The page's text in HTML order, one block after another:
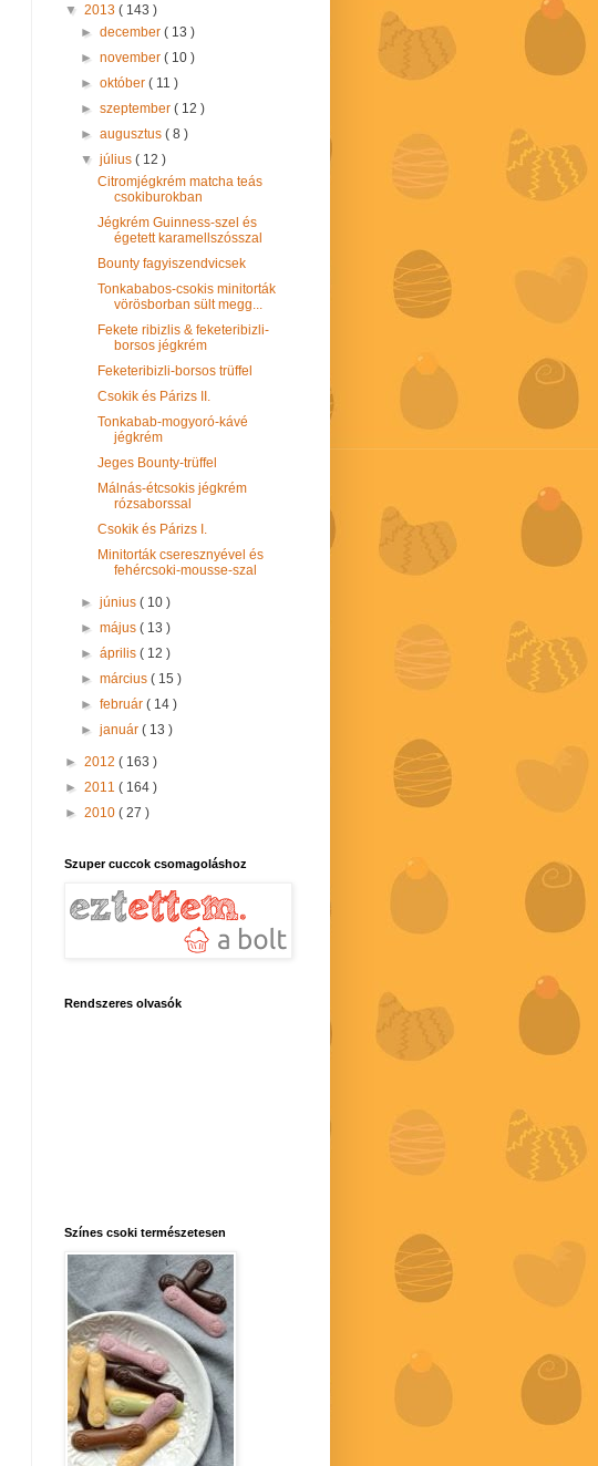
▼ 2013 ( 143 )
►december( 13 )
►november( 10 )
►október( 11 )
►szeptember( 12 )
►augusztus( 8 )
▼július( 12 )
Citromjégkrém matcha teás
csokiburokban
Jégkrém Guinness-szel és
égetett karamellszósszal
Bounty fagyiszendvicsek
Tonkababos-csokis minitorták
vörösborban sült megg...
Fekete ribizlis & feketeribizli-
borsos jégkrém
Feketeribizli-borsos trüffel
Csokik és Párizs II.
Tonkabab-mogyoró-kávé
jégkrém
Jeges Bounty-trüffel
Málnás-étcsokis jégkrém
rózsaborssal
Csokik és Párizs I.
Minitorták cseresznyével és
fehércsoki-mousse-szal
►június( 10 )
►május( 13 )
►április( 12 )
►március( 15 )
►február( 14 )
►január( 13 )
► 2012 ( 163 )
► 2011 ( 164 )
► 2010 ( 27 )
Szuper cuccok csomagoláshoz
Rendszeres olvasók
Színes csoki természetesen